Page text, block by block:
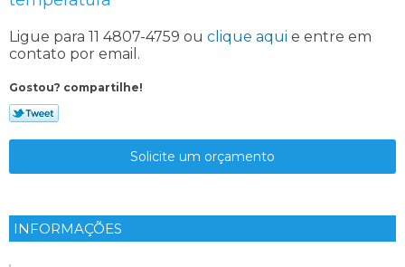
Ligue para 11 4807-4759 ou clique aqui e entre em
contato por email.
Gostou? compartilhe!
Solicite um orçamento
INFORMAÇÕES